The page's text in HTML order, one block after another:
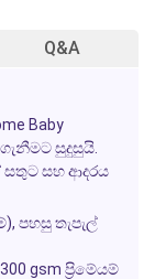
Q&A
Baby
සුදුසුයි.
සතුට සහ ආදරය
පහසු තැපැල්
gsm ප්‍රිමේයම්